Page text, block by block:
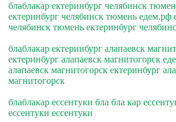
блаблакар ектеринбург челябинск
ектеринбург челябинск тюмень едем.рф
челябинск тюмень ектеринбург
блаблакар ектеринбург алапаевск
ектеринбург алапаевск магнитогорск
алапаевск магнитогорск ектеринбург
магнитогорск
блаблакар ессентуки бла бла кар
ессентуки ессентуки